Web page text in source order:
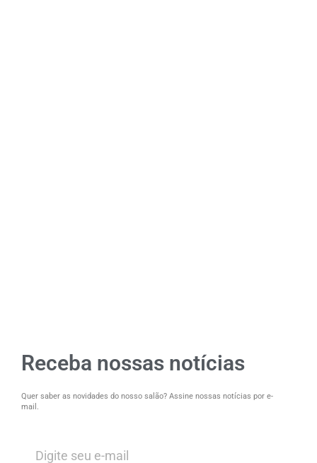
Receba nossas notícias
Quer saber as novidades do nosso salão? Assine nossas notícias por e-
mail.